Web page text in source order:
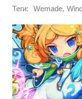
Теги: Wemade,